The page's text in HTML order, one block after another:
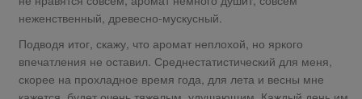
неженственный, древесно-мускусный.
Подводя итог, скажу, что аромат неплохой, но яркого
впечатления не оставил. Среднестатистический для меня,
скорее на прохладное время года, для лета и весны мне